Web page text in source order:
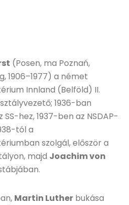
(Posen, ma Poznań,
1906–1977) a német
Innland (Belföld) II.
1936-ban
hez, 1937-ben az NSDAP-
tól a
szolgál, először a
majd Joachim von
Martin Lutherbukása